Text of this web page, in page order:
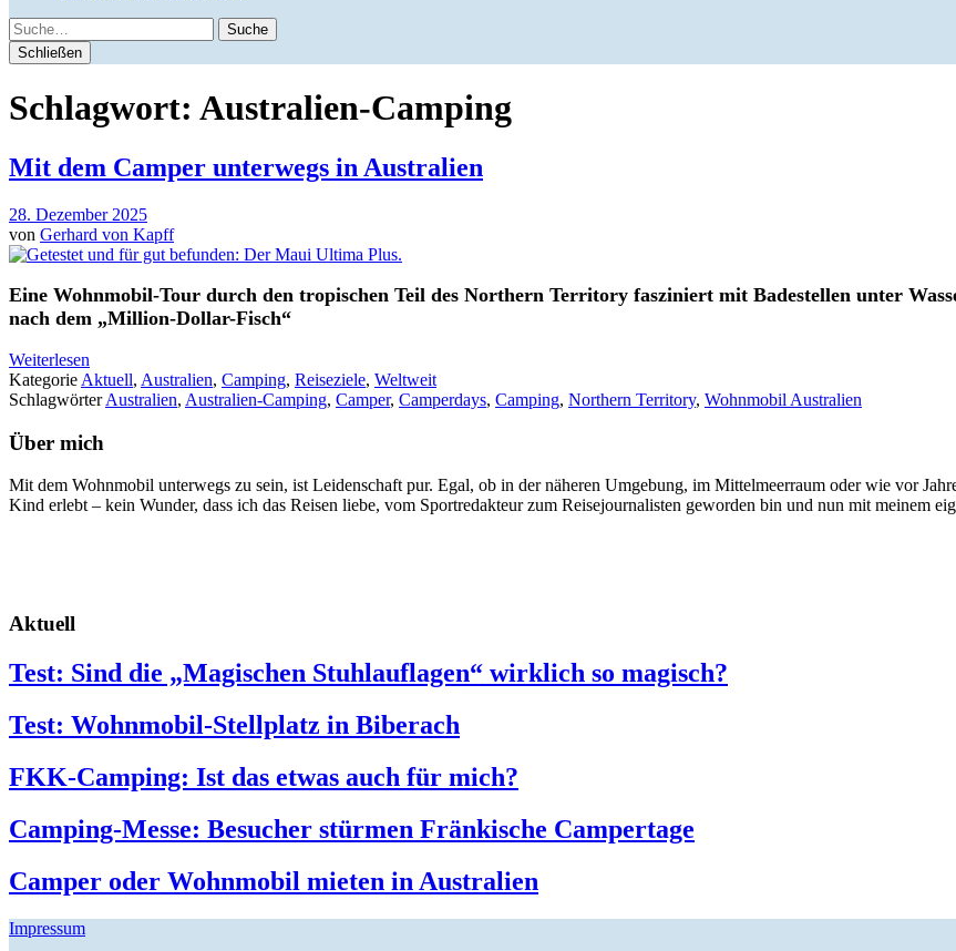
Suche
Schließen
Schlagwort: Australien-Camping
Mit dem Camper unterwegs in Australien
28. Dezember 2025
von Gerhard von Kapff
Eine Wohnmobil-Tour durch den tropischen Teil des Northern Territory fasziniert mit Badestellen unter
nach dem „Million-Dollar-Fisch“
Weiterlesen
Kategorie Aktuell, Australien, Camping, Reiseziele, Weltweit
SchlagwörterAustralien, Australien-Camping, Camper, Camperdays, Camping, Northern Territory, Wohnmobil Australien
Über mich
Mit dem Wohnmobil unterwegs zu sein, ist Leidenschaft pur. Egal, ob in der näheren Umgebung, im Mittelmeerraum oder wie vor
Kind erlebt – kein Wunder, dass ich das Reisen liebe, vom Sportredakteur zum Reisejournalisten geworden bin und nun mit meinem
Aktuell
Test: Sind die „Magischen Stuhlauflagen“ wirklich so magisch?
Test: Wohnmobil-Stellplatz in Biberach
FKK-Camping: Ist das etwas auch für mich?
Camping-Messe: Besucher stürmen Fränkische Campertage
Camper oder Wohnmobil mieten in Australien
Impressum